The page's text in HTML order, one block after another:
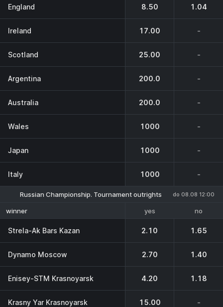
England 8.50 1.04
Ireland 17.00 -
Scotland 25.00 -
Argentina 200.0 -
Australia 200.0 -
Wales 1000 -
Japan 1000 -
Italy 1000 -
Russian Championship. Tournament outrights do 08.08 12:00
winner yes no
Strela-Ak Bars Kazan 2.10 1.65
Dynamo Moscow 2.70 1.40
Enisey-STM Krasnoyarsk 4.20 1.18
Krasny Yar Krasnoyarsk 15.00 -